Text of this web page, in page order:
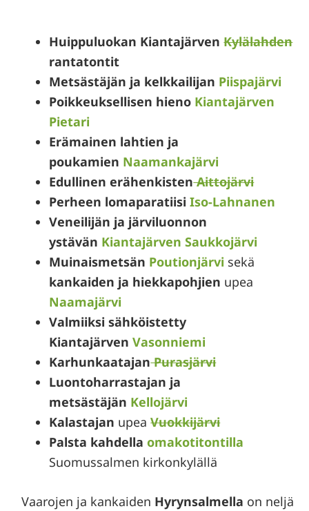
Huippuluokan KiantajärvenKylälahden
rantatontit
Metsästäjän ja kelkkailijan Piispajärvi
Poikkeuksellisen hieno Kiantajärven
Pietari
Erämainen lahtien ja
poukamien Naamankajärvi
Edullinen erähenkistenAittojärvi
Perheen lomaparatiisiIso-Lahnanen
Veneilijän ja järviluonnon
ystävän Kiantajärven Saukkojärvi
Muinaismetsän Poutionjärvi sekä
kankaiden ja hiekkapohjien upea
Naamajärvi
Valmiiksi sähköistetty
KiantajärvenVasonniemi
KarhunkaatajanPurasjärvi
Luontoharrastajan ja
metsästäjän Kellojärvi
Kalastajan upeaVuokkijärvi
Palsta kahdellaomakotitontilla
Suomussalmen kirkonkylällä
Vaarojen ja kankaiden Hyrynsalmella on neljä